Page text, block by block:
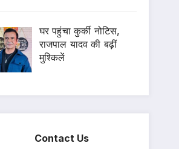
घर पहुंचा कुर्की नोटिस,
राजपाल यादव की बढ़ीं
मुश्किलें
Contact Us